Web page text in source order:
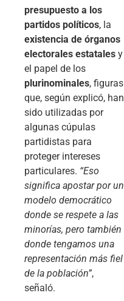
presupuesto a los
partidos políticos, la
existencia de órganos
electorales estatales y
el papel de los
plurinominales, figuras
que, según explicó, han
sido utilizadas por
algunas cúpulas
partidistas para
proteger intereses
particulares. “Eso
significa apostar por un
modelo democrático
donde se respete a las
minorías, pero también
donde tengamos una
representación más fiel
de la población”,
señaló.